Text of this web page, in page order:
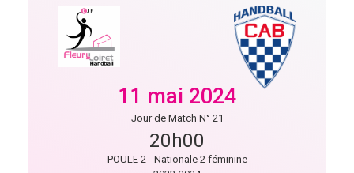
11 mai 2024
Jour de Match N° 21
20h00
POULE 2 - Nationale 2 féminine